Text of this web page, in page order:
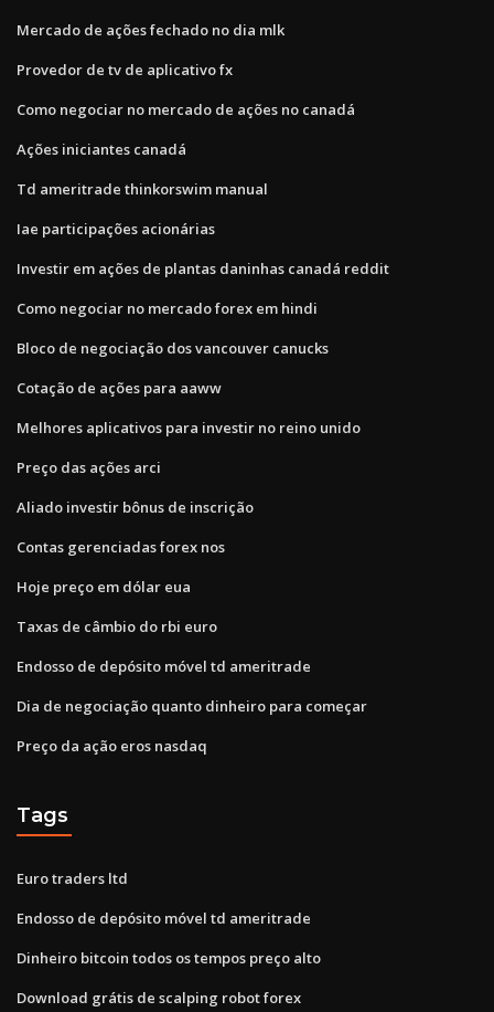
Mercado de ações fechado no dia mlk
Provedor de tv de aplicativo fx
Como negociar no mercado de ações no canadá
Ações iniciantes canadá
Td ameritrade thinkorswim manual
Iae participações acionárias
Investir em ações de plantas daninhas canadá reddit
Como negociar no mercado forex em hindi
Bloco de negociação dos vancouver canucks
Cotação de ações para aaww
Melhores aplicativos para investir no reino unido
Preço das ações arci
Aliado investir bônus de inscrição
Contas gerenciadas forex nos
Hoje preço em dólar eua
Taxas de câmbio do rbi euro
Endosso de depósito móvel td ameritrade
Dia de negociação quanto dinheiro para começar
Preço da ação eros nasdaq
Tags
Euro traders ltd
Endosso de depósito móvel td ameritrade
Dinheiro bitcoin todos os tempos preço alto
Download grátis de scalping robot forex